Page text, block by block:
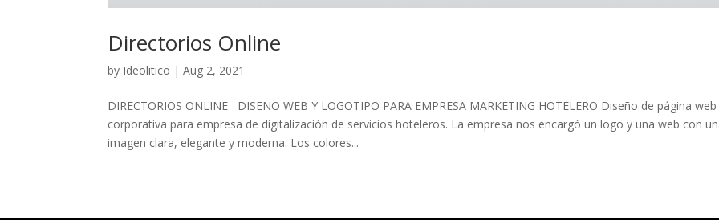
Directorios Online
by Ideolitico |Aug 2, 2021
DIRECTORIOS ONLINE DISEÑO WEB Y LOGOTIPO PARA EMPRESA MARKETING HOTELERO Diseño de página web
corporativa para empresa de digitalización de servicios hoteleros. La empresa nos encargó un logo y una web con
imagen clara, elegante y moderna. Los colores...